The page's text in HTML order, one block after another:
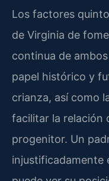
Los factores
de Virginia de
continua de
papel histórico y
crianza, así como
facilitar la relación
progenitor. Un
injustificadamente